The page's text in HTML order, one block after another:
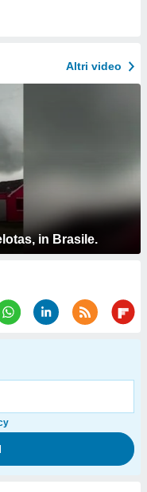
Altri video
in Brasile.